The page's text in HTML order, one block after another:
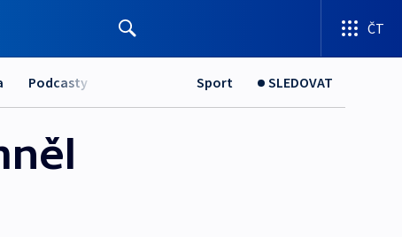
ČT
Podcasty Sport SLEDOVAT